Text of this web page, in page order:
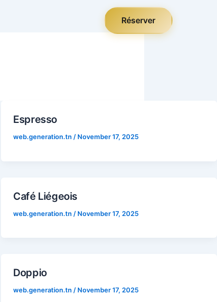
Réserver
Espresso
web.generation.tn / November 17, 2025
Café Liégeois
web.generation.tn / November 17, 2025
Doppio
web.generation.tn / November 17, 2025